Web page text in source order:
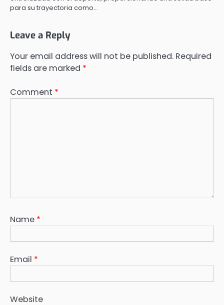
para su trayectoria como…
Leave a Reply
Your email address will not be published. Required
fields are marked *
Comment *
Name *
Email *
Website